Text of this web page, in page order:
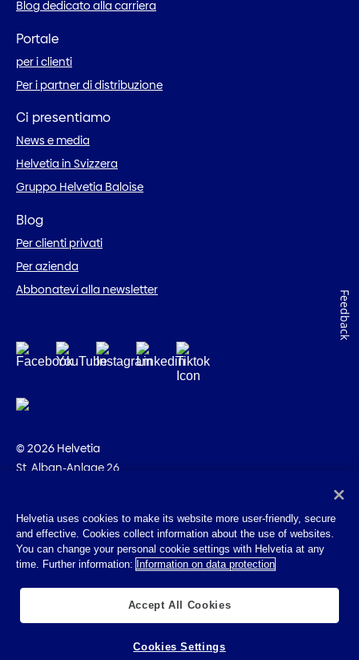
Blog dedicato alla carriera
Portale
per i clienti
Per i partner di distribuzione
Ci presentiamo
News e media
Helvetia in Svizzera
Gruppo Helvetia Baloise
Blog
Per clienti privati
Per azienda
Abbonatevi alla newsletter
© 2026 Helvetia
St. Alban-Anlage 26
Impressum
Disposizioni giuridiche
Helvetia uses cookies to make its website more user-friendly, secure
and effective. Cookies collect information about the use of websites.
You can change your personal cookie settings with Helvetia at any
time. Further information: Information on data protection
Accept All Cookies
Cookies Settings
Feedback